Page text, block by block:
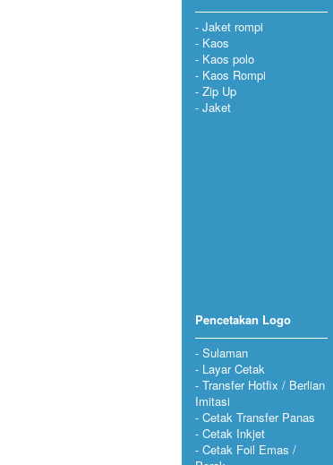
Jaket rompi
Kaos
Kaos polo
Kaos Rompi
Zip Up
Jaket
Pencetakan Logo
Sulaman
Layar Cetak
Transfer Hotfix / Berlian
Imitasi
Cetak Transfer Panas
Cetak Inkjet
Cetak Foil Emas /